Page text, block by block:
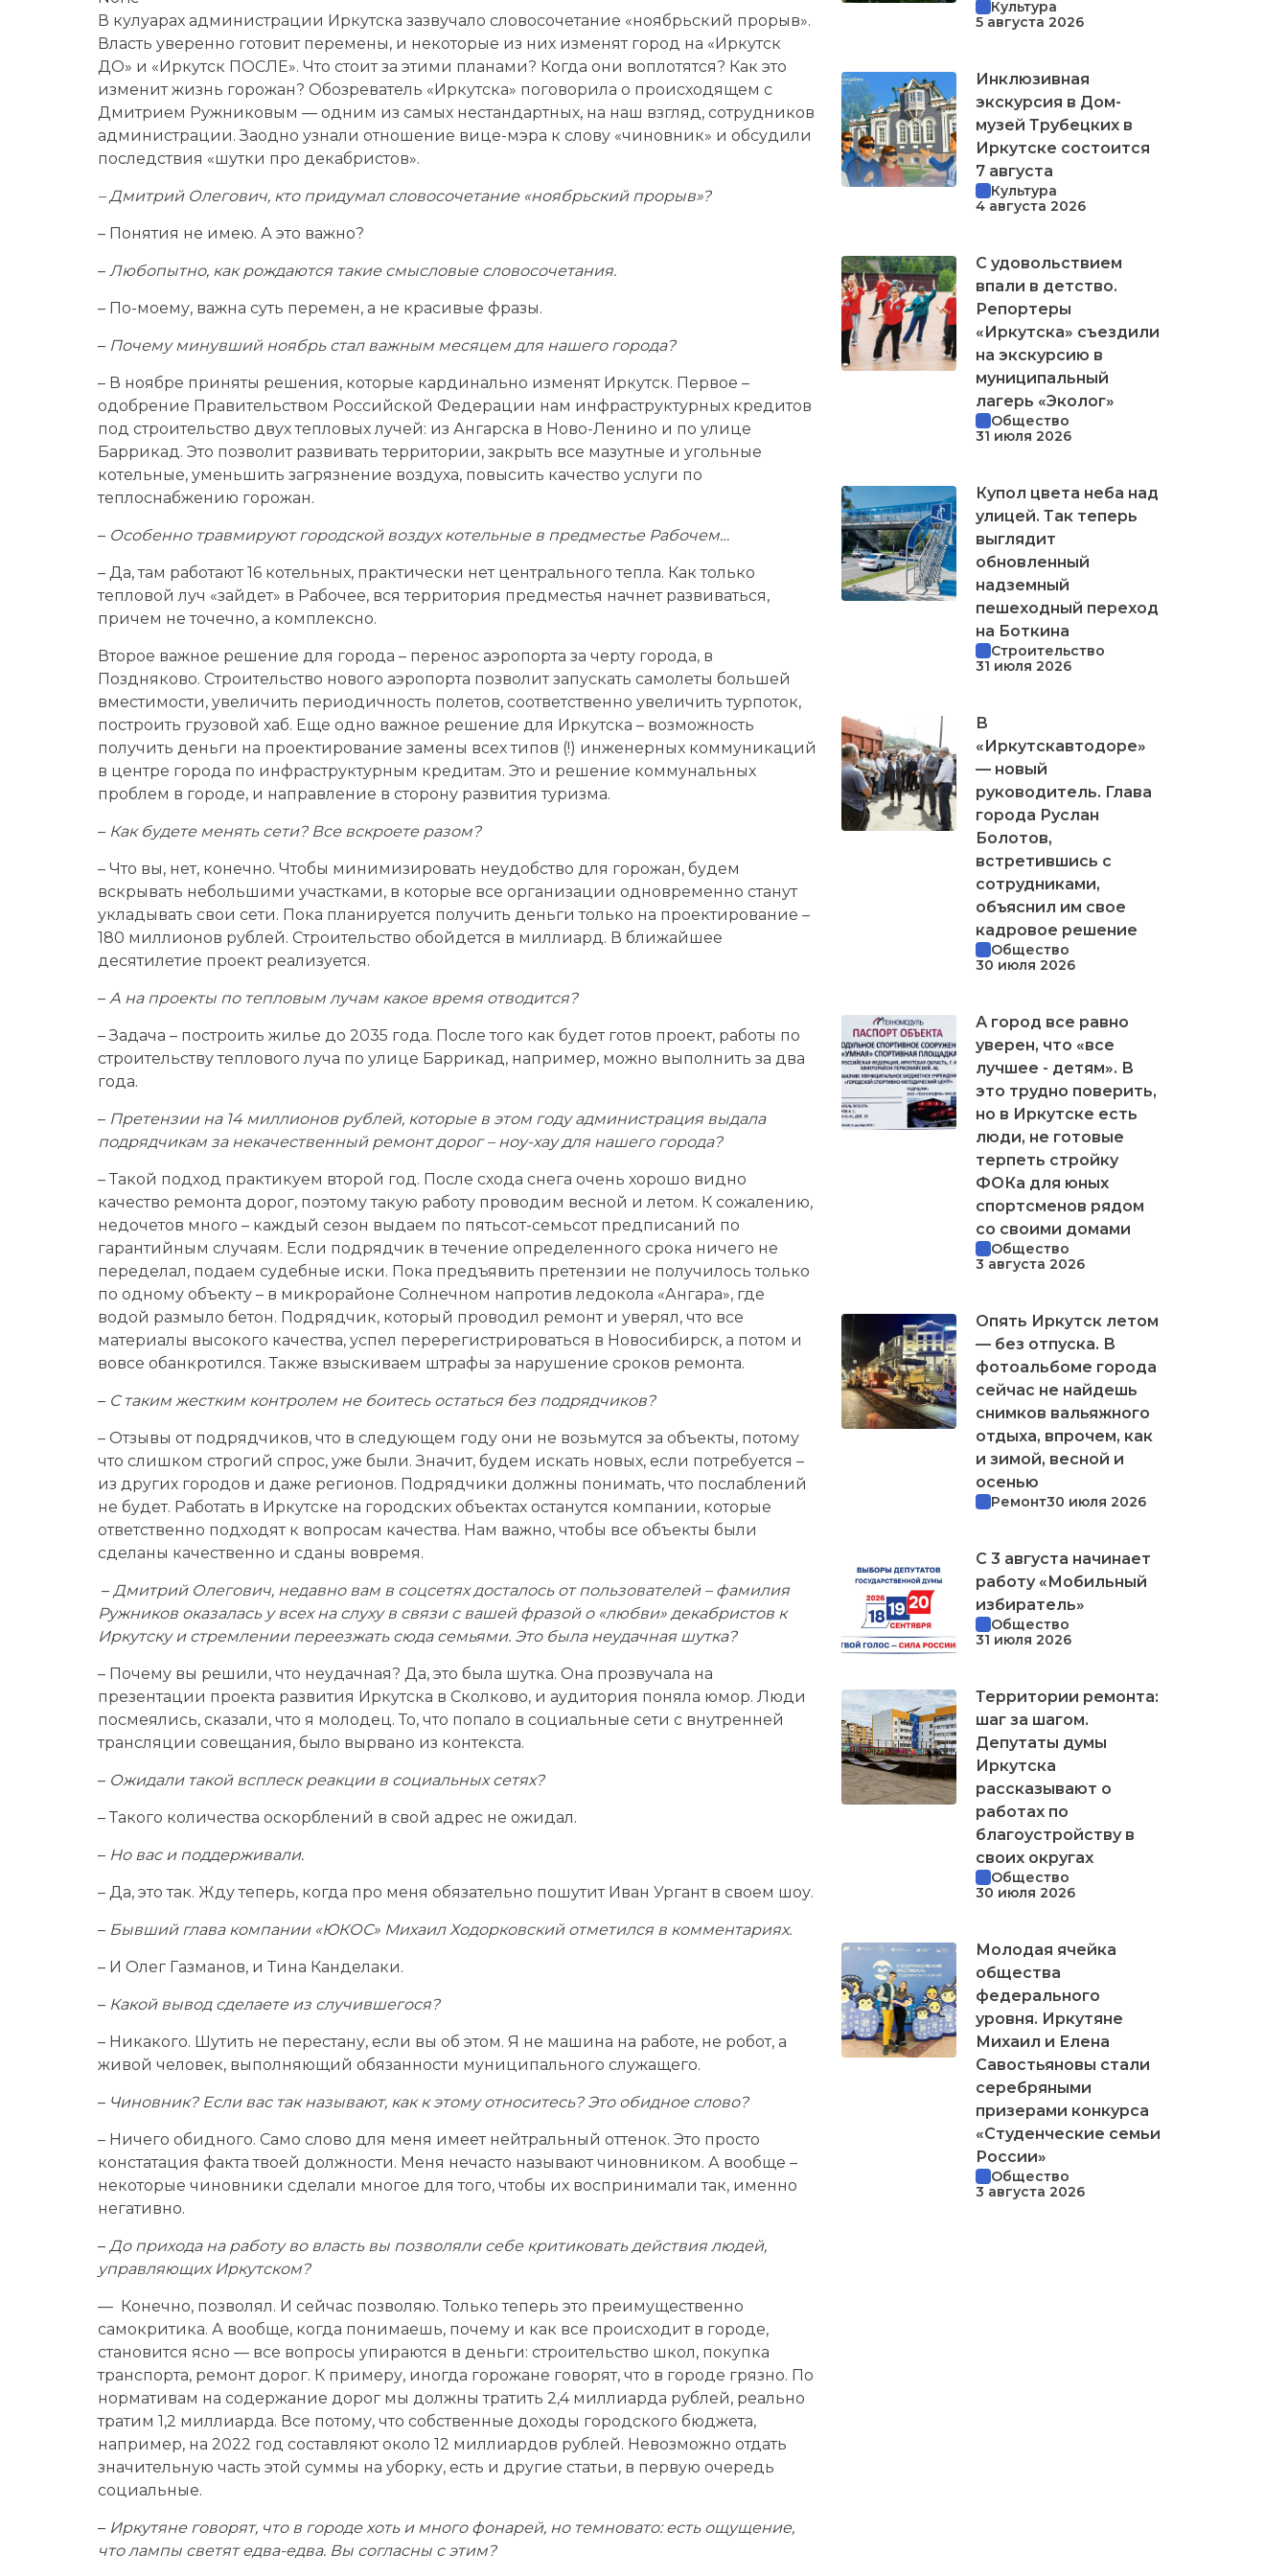
В кулуарах администрации Иркутска зазвучало словосочетание «ноябрьский прорыв».
Власть уверенно готовит перемены, и некоторые из них изменят город на «Иркутск
ДО» и «Иркутск ПОСЛЕ». Что стоит за этими планами? Когда они воплотятся? Как это
изменит жизнь горожан? Обозреватель «Иркутска» поговорила о происходящем с
Дмитрием Ружниковым — одним из самых нестандартных, на наш взгляд, сотрудников
администрации. Заодно узнали отношение вице-мэра к слову «чиновник» и обсудили
последствия «шутки про декабристов».
– Дмитрий Олегович, кто придумал словосочетание «ноябрьский прорыв»?
– Понятия не имею. А это важно?
– Любопытно, как рождаются такие смысловые словосочетания.
– По-моему, важна суть перемен, а не красивые фразы.
– Почему минувший ноябрь стал важным месяцем для нашего города?
– В ноябре приняты решения, которые кардинально изменят Иркутск. Первое –
одобрение Правительством Российской Федерации нам инфраструктурных кредитов
под строительство двух тепловых лучей: из Ангарска в Ново-Ленино и по улице
Баррикад. Это позволит развивать территории, закрыть все мазутные и угольные
котельные, уменьшить загрязнение воздуха, повысить качество услуги по
теплоснабжению горожан.
– Особенно травмируют городской воздух котельные в предместье Рабочем…
– Да, там работают 16 котельных, практически нет центрального тепла. Как только
тепловой луч «зайдет» в Рабочее, вся территория предместья начнет развиваться,
причем не точечно, а комплексно.
Второе важное решение для города – перенос аэропорта за черту города, в
Поздняково. Строительство нового аэропорта позволит запускать самолеты большей
вместимости, увеличить периодичность полетов, соответственно увеличить турпоток,
построить грузовой хаб. Еще одно важное решение для Иркутска – возможность
получить деньги на проектирование замены всех типов (!) инженерных коммуникаций
в центре города по инфраструктурным кредитам. Это и решение коммунальных
проблем в городе, и направление в сторону развития туризма.
– Как будете менять сети? Все вскроете разом?
– Что вы, нет, конечно. Чтобы минимизировать неудобство для горожан, будем
вскрывать небольшими участками, в которые все организации одновременно станут
укладывать свои сети. Пока планируется получить деньги только на проектирование –
180 миллионов рублей. Строительство обойдется в миллиард. В ближайшее
десятилетие проект реализуется.
– А на проекты по тепловым лучам какое время отводится?
– Задача – построить жилье до 2035 года. После того как будет готов проект, работы по
строительству теплового луча по улице Баррикад, например, можно выполнить за два
года.
– Претензии на 14 миллионов рублей, которые в этом году администрация выдала
подрядчикам за некачественный ремонт дорог – ноу-хау для нашего города?
– Такой подход практикуем второй год. После схода снега очень хорошо видно
качество ремонта дорог, поэтому такую работу проводим весной и летом. К сожалению,
недочетов много – каждый сезон выдаем по пятьсот-семьсот предписаний по
гарантийным случаям. Если подрядчик в течение определенного срока ничего не
переделал, подаем судебные иски. Пока предъявить претензии не получилось только
по одному объекту – в микрорайоне Солнечном напротив ледокола «Ангара», где
водой размыло бетон. Подрядчик, который проводил ремонт и уверял, что все
материалы высокого качества, успел перерегистрироваться в Новосибирск, а потом и
вовсе обанкротился. Также взыскиваем штрафы за нарушение сроков ремонта.
– С таким жестким контролем не боитесь остаться без подрядчиков?
– Отзывы от подрядчиков, что в следующем году они не возьмутся за объекты, потому
что слишком строгий спрос, уже были. Значит, будем искать новых, если потребуется –
из других городов и даже регионов. Подрядчики должны понимать, что послаблений
не будет. Работать в Иркутске на городских объектах останутся компании, которые
ответственно подходят к вопросам качества. Нам важно, чтобы все объекты были
сделаны качественно и сданы вовремя.
– Дмитрий Олегович, недавно вам в соцсетях досталось от пользователей – фамилия
Ружников оказалась у всех на слуху в связи с вашей фразой о «любви» декабристов к
Иркутску и стремлении переезжать сюда семьями. Это была неудачная шутка?
– Почему вы решили, что неудачная? Да, это была шутка. Она прозвучала на
презентации проекта развития Иркутска в Сколково, и аудитория поняла юмор. Люди
посмеялись, сказали, что я молодец. То, что попало в социальные сети с внутренней
трансляции совещания, было вырвано из контекста.
– Ожидали такой всплеск реакции в социальных сетях?
– Такого количества оскорблений в свой адрес не ожидал.
– Но вас и поддерживали.
– Да, это так. Жду теперь, когда про меня обязательно пошутит Иван Ургант в своем шоу.
– Бывший глава компании «ЮКОС» Михаил Ходорковский отметился в комментариях.
– И Олег Газманов, и Тина Канделаки.
– Какой вывод сделаете из случившегося?
– Никакого. Шутить не перестану, если вы об этом. Я не машина на работе, не робот, а
живой человек, выполняющий обязанности муниципального служащего.
– Чиновник? Если вас так называют, как к этому относитесь? Это обидное слово?
– Ничего обидного. Само слово для меня имеет нейтральный оттенок. Это просто
констатация факта твоей должности. Меня нечасто называют чиновником. А вообще –
некоторые чиновники сделали многое для того, чтобы их воспринимали так, именно
негативно.
– До прихода на работу во власть вы позволяли себе критиковать действия людей,
управляющих Иркутском?
— Конечно, позволял. И сейчас позволяю. Только теперь это преимущественно
самокритика. А вообще, когда понимаешь, почему и как все происходит в городе,
становится ясно — все вопросы упираются в деньги: строительство школ, покупка
транспорта, ремонт дорог. К примеру, иногда горожане говорят, что в городе грязно. По
нормативам на содержание дорог мы должны тратить 2,4 миллиарда рублей, реально
тратим 1,2 миллиарда. Все потому, что собственные доходы городского бюджета,
например, на 2022 год составляют около 12 миллиардов рублей. Невозможно отдать
значительную часть этой суммы на уборку, есть и другие статьи, в первую очередь
социальные.
– Иркутяне говорят, что в городе хоть и много фонарей, но темновато: есть ощущение,
что лампы светят едва-едва. Вы согласны с этим?
Культура
5 августа 2026
Инклюзивная
экскурсия в Дом-
музей Трубецких в
Иркутске состоится
7 августа
Культура
4 августа 2026
С удовольствием
впали в детство.
Репортеры
«Иркутска» съездили
на экскурсию в
муниципальный
лагерь «Эколог»
Общество
31 июля 2026
Купол цвета неба над
улицей. Так теперь
выглядит
обновленный
надземный
пешеходный переход
на Боткина
Строительство
31 июля 2026
В
«Иркутскавтодоре»
— новый
руководитель. Глава
города Руслан
Болотов,
встретившись с
сотрудниками,
объяснил им свое
кадровое решение
Общество
30 июля 2026
А город все равно
уверен, что «все
лучшее - детям». В
это трудно поверить,
но в Иркутске есть
люди, не готовые
терпеть стройку
ФОКа для юных
спортсменов рядом
со своими домами
Общество
3 августа 2026
Опять Иркутск летом
— без отпуска. В
фотоальбоме города
сейчас не найдешь
снимков вальяжного
отдыха, впрочем, как
и зимой, весной и
осенью
Ремонт30 июля 2026
С 3 августа начинает
работу «Мобильный
избиратель»
Общество
31 июля 2026
Территории ремонта:
шаг за шагом.
Депутаты думы
Иркутска
рассказывают о
работах по
благоустройству в
своих округах
Общество
30 июля 2026
Молодая ячейка
общества
федерального
уровня. Иркутяне
Михаил и Елена
Савостьяновы стали
серебряными
призерами конкурса
«Студенческие семьи
России»
Общество
3 августа 2026